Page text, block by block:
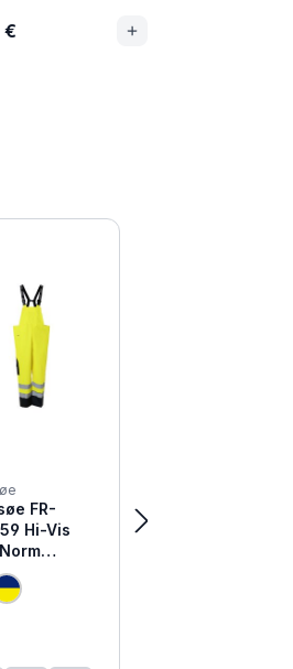
€
nicht verfügbar.)
zurzeit nicht verfügbar.)
verfügbar.)
FR-
Hi-Vis
Latzhose